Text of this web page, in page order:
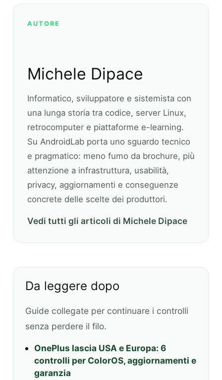
AUTORE
Michele Dipace
Informatico, sviluppatore e sistemista con
una lunga storia tra codice, server Linux,
retrocomputer e piattaforme e-learning.
Su AndroidLab porta uno sguardo tecnico
e pragmatico: meno fumo da brochure, più
attenzione a infrastruttura, usabilità,
privacy, aggiornamenti e conseguenze
concrete delle scelte dei produttori.
Vedi tutti gli articoli di Michele Dipace
Da leggere dopo
Guide collegate per continuare i controlli
senza perdere il filo.
OnePlus lascia USA e Europa: 6
controlli per ColorOS, aggiornamenti e
garanzia